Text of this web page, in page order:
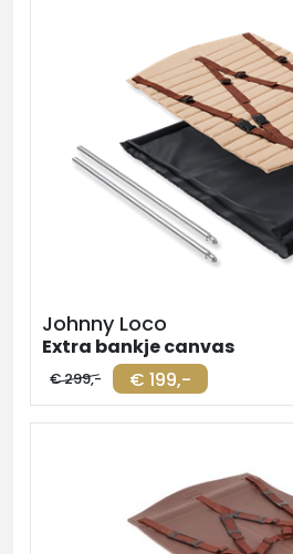
Johnny Loco
Extra bankje canvas
€ 199,-
€ 299,-